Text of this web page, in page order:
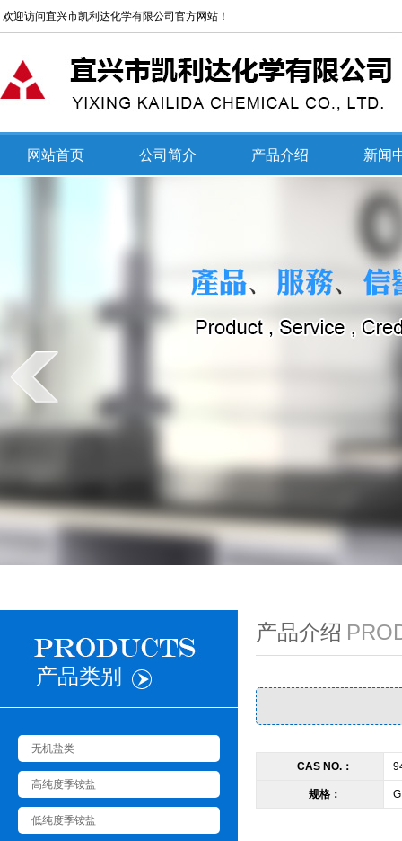
欢迎访问宜兴市凯利达化学有限公司官方网站！
网站首页 公司简介 产品介绍 新闻
产品类别
无机盐类
高纯度季铵盐
低纯度季铵盐
产品介绍
CAS NO.：
规格：